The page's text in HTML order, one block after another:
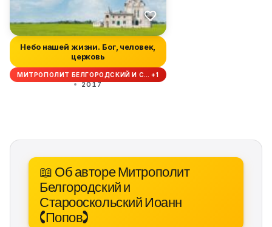
Небо нашей жизни. Бог, человек,
церковь
МИТРОПОЛИТ БЕЛГОРОДСКИЙ И С… +1
2017
📖 Об авторе Митрополит
Белгородский и
Старооскольский Иоанн
(Попов)